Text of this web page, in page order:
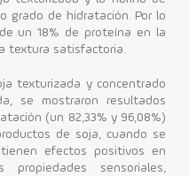
grado de hidratación. Por lo
un 18% de proteína en la
textura satisfactoria.
texturizada y concentrado
se mostraron resultados
(un 82,33% y 96,08%)
de soja, cuando se
efectos positivos en
sensoriales,